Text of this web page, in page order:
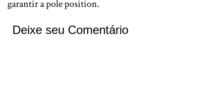
garantir a pole position.
Deixe seu Comentário